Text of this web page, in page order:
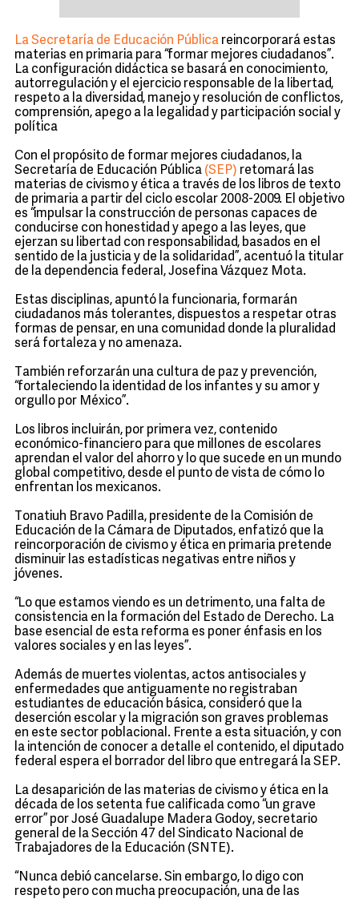
La Secretaría de Educación Pública reincorporará estas
materias en primaria para “formar mejores ciudadanos”.
La configuración didáctica se basará en conocimiento,
autorregulación y el ejercicio responsable de la libertad,
respeto a la diversidad, manejo y resolución de conflictos,
comprensión, apego a la legalidad y participación social y
política
Con el propósito de formar mejores ciudadanos, la
Secretaría de Educación Pública (SEP) retomará las
materias de civismo y ética a través de los libros de texto
de primaria a partir del ciclo escolar 2008-2009. El objetivo
es “impulsar la construcción de personas capaces de
conducirse con honestidad y apego a las leyes, que
ejerzan su libertad con responsabilidad, basados en el
sentido de la justicia y de la solidaridad”, acentuó la titular
de la dependencia federal, Josefina Vázquez Mota.
Estas disciplinas, apuntó la funcionaria, formarán
ciudadanos más tolerantes, dispuestos a respetar otras
formas de pensar, en una comunidad donde la pluralidad
será fortaleza y no amenaza.
También reforzarán una cultura de paz y prevención,
“fortaleciendo la identidad de los infantes y su amor y
orgullo por México”.
Los libros incluirán, por primera vez, contenido
económico-financiero para que millones de escolares
aprendan el valor del ahorro y lo que sucede en un mundo
global competitivo, desde el punto de vista de cómo lo
enfrentan los mexicanos.
Tonatiuh Bravo Padilla, presidente de la Comisión de
Educación de la Cámara de Diputados, enfatizó que la
reincorporación de civismo y ética en primaria pretende
disminuir las estadísticas negativas entre niños y
jóvenes.
“Lo que estamos viendo es un detrimento, una falta de
consistencia en la formación del Estado de Derecho. La
base esencial de esta reforma es poner énfasis en los
valores sociales y en las leyes”.
Además de muertes violentas, actos antisociales y
enfermedades que antiguamente no registraban
estudiantes de educación básica, consideró que la
deserción escolar y la migración son graves problemas
en este sector poblacional. Frente a esta situación, y con
la intención de conocer a detalle el contenido, el diputado
federal espera el borrador del libro que entregará la SEP.
La desaparición de las materias de civismo y ética en la
década de los setenta fue calificada como “un grave
error” por José Guadalupe Madera Godoy, secretario
general de la Sección 47 del Sindicato Nacional de
Trabajadores de la Educación (SNTE).
“Nunca debió cancelarse. Sin embargo, lo digo con
respeto pero con mucha preocupación, una de las